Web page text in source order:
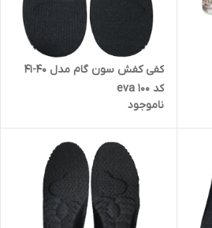
کفی کفش سون گام مدل 40-41
کد 100 eva
ناموجود